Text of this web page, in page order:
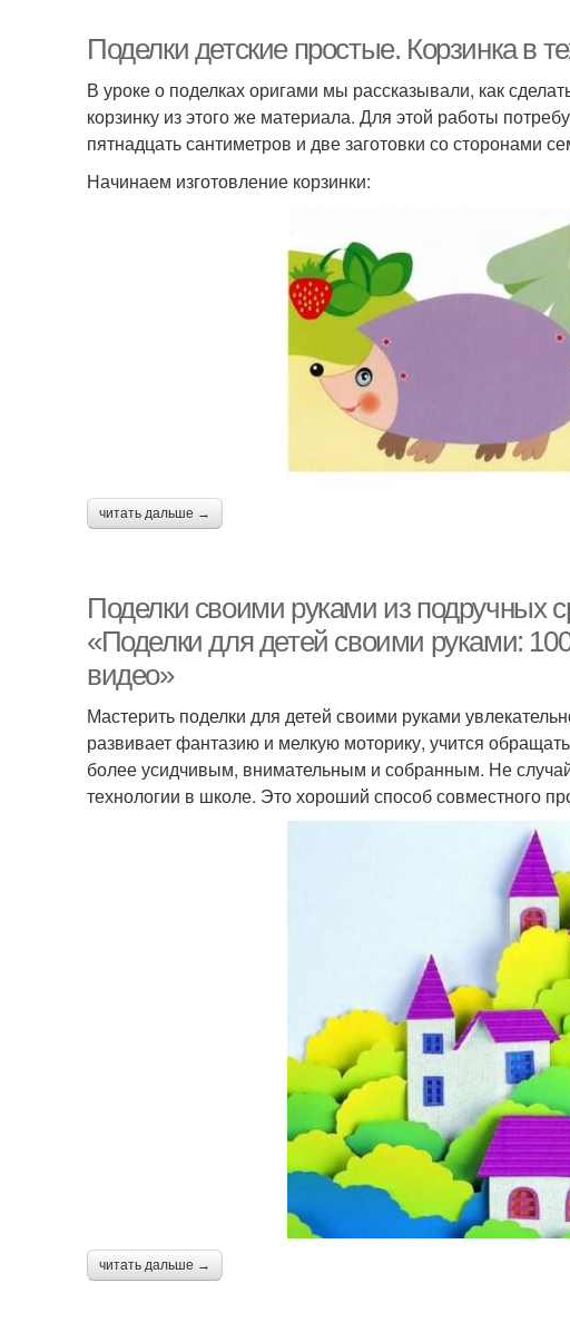
Поделки детские простые. Корзинка в
В уроке о поделках оригами мы рассказывали, как
корзинку из этого же материала. Для этой работы
пятнадцать сантиметров и две заготовки со сторонами
Начинаем изготовление корзинки:
читать дальше →
Поделки своими руками из подручных
«Поделки для детей своими руками:
видео»
Мастерить поделки для детей своими руками
развивает фантазию и мелкую моторику, учится
более усидчивым, внимательным и собранным. Не
технологии в школе. Это хороший способ совместного
читать дальше →